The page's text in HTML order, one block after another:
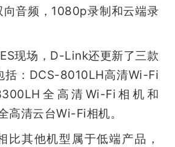
向音频，1080p录制和云端录
现场，D-Link还更新了三款
括：DCS-8010LH高清Wi-Fi
全高清Wi-Fi相机和
清云台Wi-Fi相机。
比其他机型属于低端产品，